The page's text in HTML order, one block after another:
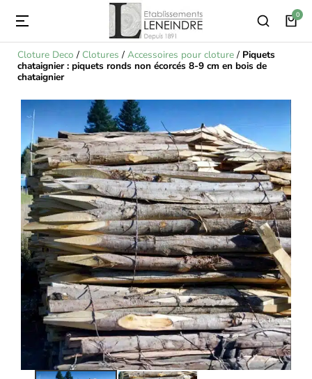
Cloture Deco / Clotures / Accessoires pour cloture/ Piquets
chataignier : piquets ronds non écorcés 8-9 cm en bois de
chataignier